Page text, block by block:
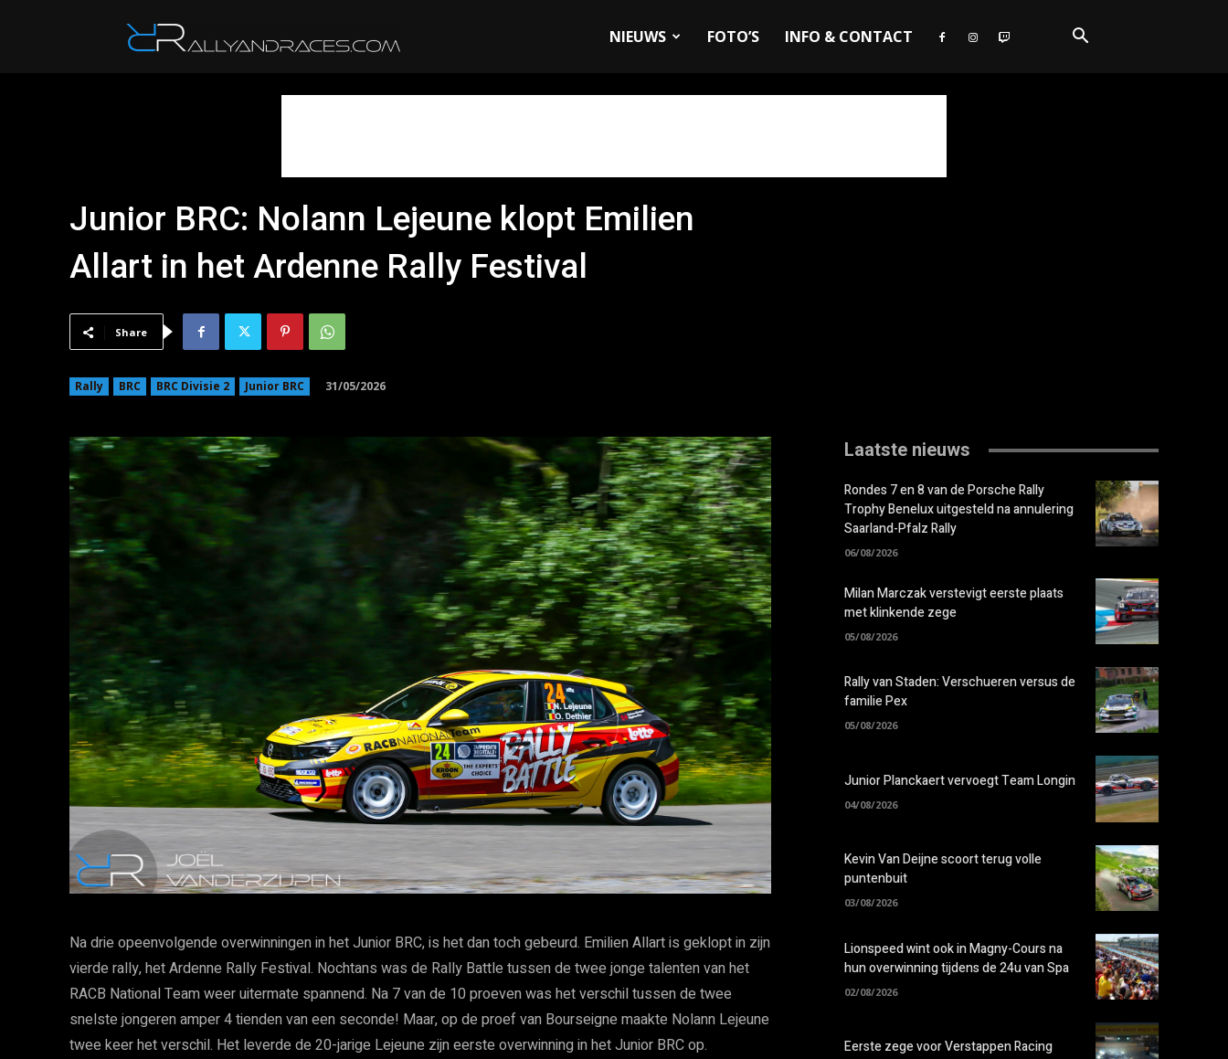
NIEUWS FOTO’S INFO & CONTACT
Junior BRC: Nolann Lejeune klopt Emilien
Allart in het Ardenne Rally Festival
Share
Rally BRC BRC Divisie 2 Junior BRC 31/05/2026
Na drie opeenvolgende overwinningen in het Junior BRC, is het dan toch gebeurd. Emilien Allart is geklopt in zijn
vierde rally, het Ardenne Rally Festival. Nochtans was de Rally Battle tussen de twee jonge talenten van het
RACB National Team weer uitermate spannend. Na 7 van de 10 proeven was het verschil tussen de twee
snelste jongeren amper 4 tienden van een seconde! Maar, op de proef van Bourseigne maakte Nolann Lejeune
twee keer het verschil. Het leverde de 20-jarige Lejeune zijn eerste overwinning in het Junior BRC op.
Laatste nieuws
Rondes 7 en 8 van de Porsche Rally
Trophy Benelux uitgesteld na annulering
Saarland-Pfalz Rally
06/08/2026
Milan Marczak verstevigt eerste plaats
met klinkende zege
05/08/2026
Rally van Staden: Verschueren versus de
familie Pex
05/08/2026
Junior Planckaert vervoegt Team Longin
04/08/2026
Kevin Van Deijne scoort terug volle
puntenbuit
03/08/2026
Lionspeed wint ook in Magny-Cours na
hun overwinning tijdens de 24u van Spa
02/08/2026
Eerste zege voor Verstappen Racing